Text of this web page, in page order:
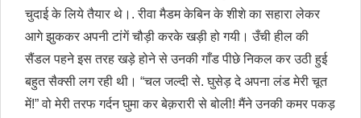
चुदाई के लिये तैयार थे।. रीवा मैडम केबिन के शीशे का सहारा लेकर
आगे झुककर अपनी टांगें चौड़ी करके खड़ी हो गयी। उँची हील की
सैंडल पहने इस तरह खड़े होने से उनकी गाँड पीछे निकल कर उठी हुई
बहुत सैक्‍सी लग रही थी। “चल जल्दी से. घुसेड़ दे अपना लंड मेरी चूत
में!” वो मेरी तरफ गर्दन घुमा कर बेक़रारी से बोली! मैंने उनकी कमर पकड़